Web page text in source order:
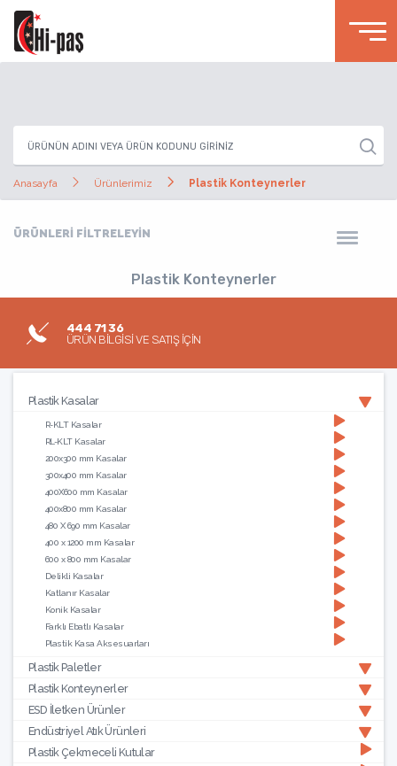
Anasayfa Ürünlerimiz Plastik Konteynerler
ÜRÜNLERİ FİLTRELEYİN
Plastik Konteynerler
444 71 36
ÜRÜN BİLGİSİ VE SATIŞ İÇİN
Plastik Kasalar
R-KLT Kasalar
RL-KLT Kasalar
200x300 mm Kasalar
300x400 mm Kasalar
400X600 mm Kasalar
400x800 mm Kasalar
480 X 690 mm Kasalar
400 x 1200 mm Kasalar
600 x 800 mm Kasalar
Delikli Kasalar
Katlanır Kasalar
Konik Kasalar
Farklı Ebatlı Kasalar
Plastik Kasa Aksesuarları
Plastik Paletler
Plastik Konteynerler
ESD İletken Ürünler
Endüstriyel Atık Ürünleri
Plastik Çekmeceli Kutular